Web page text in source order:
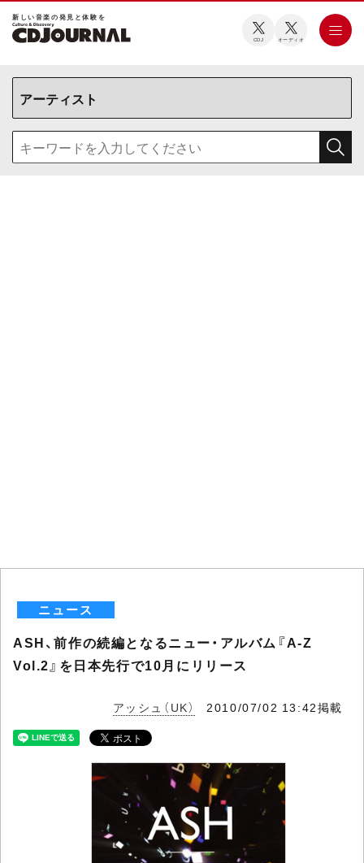
新しい⾳楽の発⾒と体験を
CDJ オーディオ
ニュース
ASH、前作の続編となるニュー・アルバム『A-Z
Vol.2』を日本先行で10月にリリース
アッシュ（UK） 2010/07/02 13:42掲載